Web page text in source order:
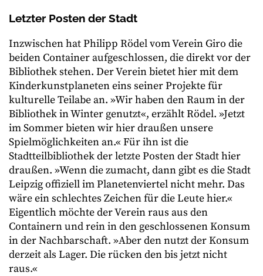
Letzter Posten der Stadt
Inzwischen hat Philipp Rödel vom Verein Giro die
beiden Container aufgeschlossen, die direkt vor der
Bibliothek stehen. Der Verein bietet hier mit dem
Kinderkunstplaneten eins seiner Projekte für
kulturelle Teilabe an. »Wir haben den Raum in der
Bibliothek in Winter genutzt«, erzählt Rödel. »Jetzt
im Sommer bieten wir hier draußen unsere
Spielmöglichkeiten an.« Für ihn ist die
Stadtteilbibliothek der letzte Posten der Stadt hier
draußen. »Wenn die zumacht, dann gibt es die Stadt
Leipzig offiziell im Planetenviertel nicht mehr. Das
wäre ein schlechtes Zeichen für die Leute hier.«
Eigentlich möchte der Verein raus aus den
Containern und rein in den geschlossenen Konsum
in der Nachbarschaft. »Aber den nutzt der Konsum
derzeit als Lager. Die rücken den bis jetzt nicht
raus.«